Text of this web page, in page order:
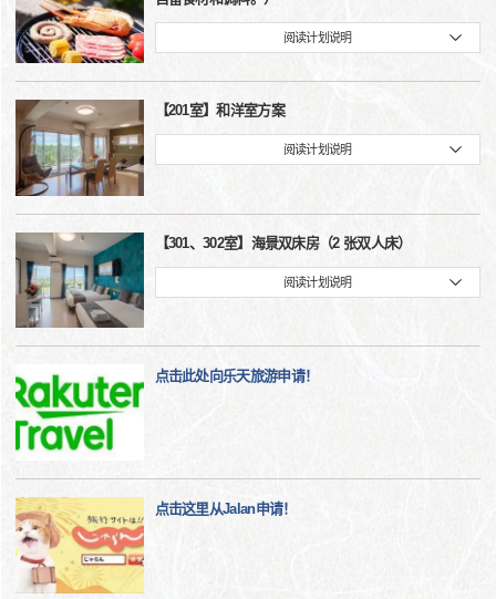
阅读计划说明
【201室】和洋室方案
阅读计划说明
【301、302室】海景双床房（2 张双人床）
阅读计划说明
点击此处向乐天旅游申请！
点击这里从Jalan申请！